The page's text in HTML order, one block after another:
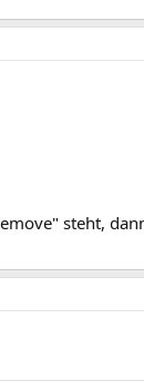
steht,